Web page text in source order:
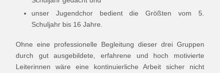
unser Jugendchor bedient die Größten vom 5.
Schuljahr bis 16 Jahre.
Ohne eine professionelle Begleitung dieser drei Gruppen
durch gut ausgebildete, erfahrene und hoch motivierte
Leiterinnen wäre eine kontinuierliche Arbeit sicher nicht